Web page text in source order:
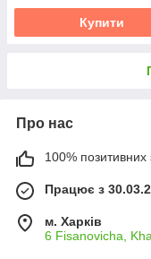
Купити
Про нас
100% позитивних
Працює з
м. Харків
6 Fisanovicha,